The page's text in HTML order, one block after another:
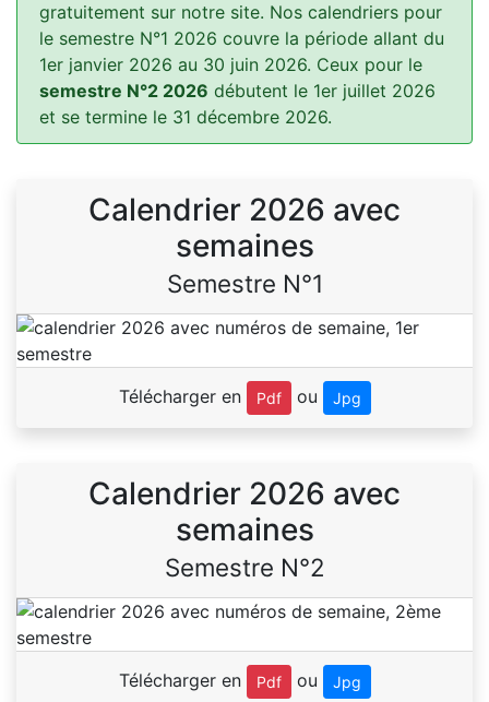
gratuitement sur notre site. Nos calendriers pour
le semestre N°1 2026 couvre la période allant du
1er janvier 2026 au 30 juin 2026. Ceux pour le
semestre N°2 2026 débutent le 1er juillet 2026
et se termine le 31 décembre 2026.
Calendrier 2026 avec
semaines
Semestre N°1
Télécharger en Pdf ou Jpg
Calendrier 2026 avec
semaines
Semestre N°2
Télécharger en Pdf ou Jpg